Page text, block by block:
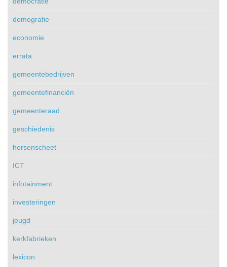
demografie
economie
errata
gemeentebedrijven
gemeentefinanciën
gemeenteraad
geschiedenis
hersenscheet
ICT
infotainment
investeringen
jeugd
kerkfabrieken
lexicon